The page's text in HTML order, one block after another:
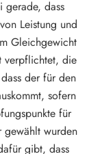
gerade, dass
Leistung und
Gleichgewicht
verpflichtet, die
der für den
sofern
für
gewählt wurden
gibt, dass